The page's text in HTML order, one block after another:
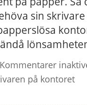
sin
Kommentarer
på kontoret